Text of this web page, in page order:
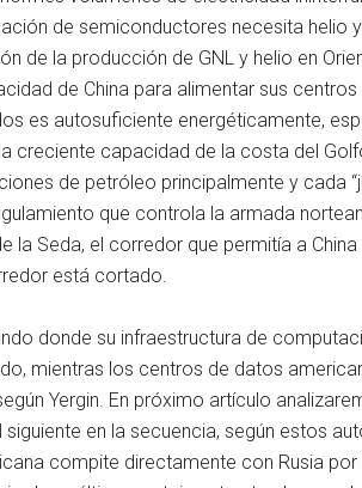
de semiconductores necesita helio
de la producción de GNL y helio en
de China para alimentar sus
es autosuficiente energéticamente,
creciente capacidad de la costa del
de petróleo principalmente y cada
que controla la armada
la Seda, el corredor que permitía a
está cortado.
donde su infraestructura de
mientras los centros de datos
Yergin. En próximo artículo
en la secuencia, según estos
compite directamente con Rusia